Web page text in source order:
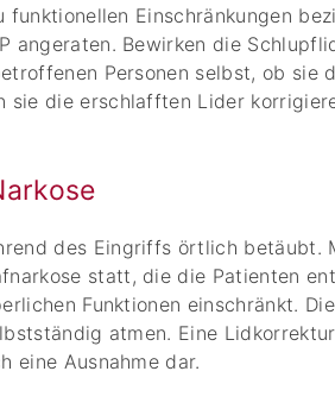
funktionellen Einschränkungen
angeraten. Bewirken die
Personen selbst, ob sie
sie die erschlafften Lider
des Eingriffs örtlich betäubt.
statt, die die Patienten
Funktionen einschränkt.
atmen. Eine
eine Ausnahme dar.